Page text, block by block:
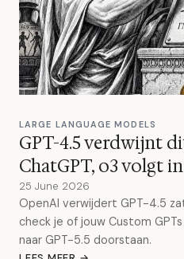
LARGE LANGUAGE MODELS
GPT-4.5 verdwijnt
ChatGPT, o3 volgt
25 June 2026
OpenAI verwijdert GPT-4.5
check je of jouw Custom
naar GPT-5.5 doorstaan.